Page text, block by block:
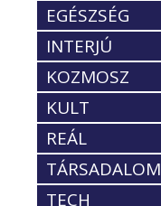
EGÉSZSÉG
INTERJÚ
KOZMOSZ
KULT
REÁL
TÁRSADALOM
TECH